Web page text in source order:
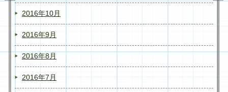
2016年10月
2016年9月
2016年8月
2016年7月